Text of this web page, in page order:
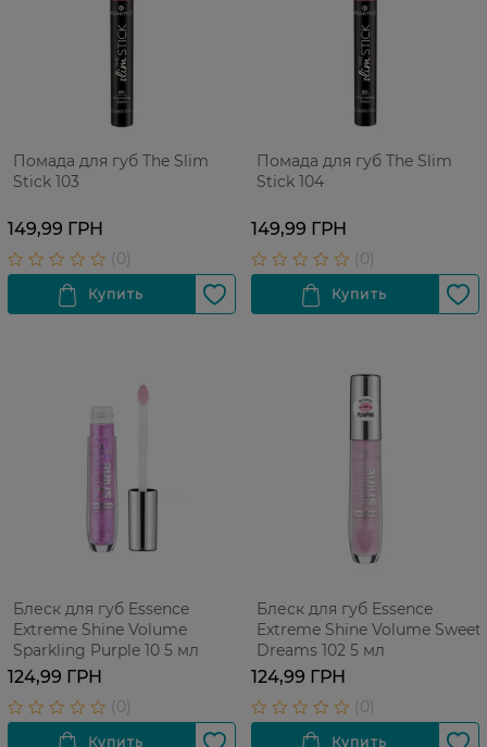
Помада для губ The Slim
Stick 103
149,99 ГРН
Помада для губ The Slim
Stick 104
149,99 ГРН
Блеск для губ Essence
Extreme Shine Volume
Sparkling Purple 10 5 мл
124,99 ГРН
Блеск для губ Essence
Extreme Shine Volume Sweet
Dreams 102 5 мл
124,99 ГРН